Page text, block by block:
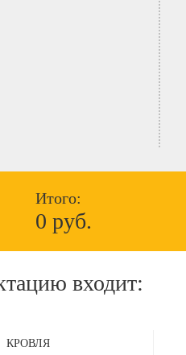
Итого:
0 руб.
входит:
КРОВЛЯ